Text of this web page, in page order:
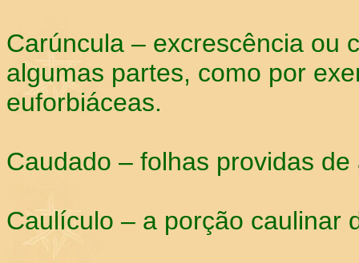
Carúncula – excrescência ou
algumas partes, como por
euforbiáceas.
Caudado – folhas providas
Caulículo – a porção caulinar